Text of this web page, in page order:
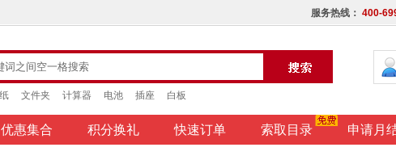
服务热线： 400-
文件夹 计算器 电池 插座 白板
优惠集合 积分换礼 快速订单 索取目录 申请月